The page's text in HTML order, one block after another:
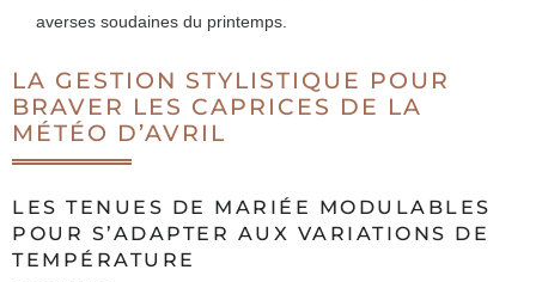
averses soudaines du printemps.
LA GESTION STYLISTIQUE POUR
BRAVER LES CAPRICES DE LA
MÉTÉO D’AVRIL
LES TENUES DE MARIÉE MODULABLES
POUR S’ADAPTER AUX VARIATIONS DE
TEMPÉRATURE